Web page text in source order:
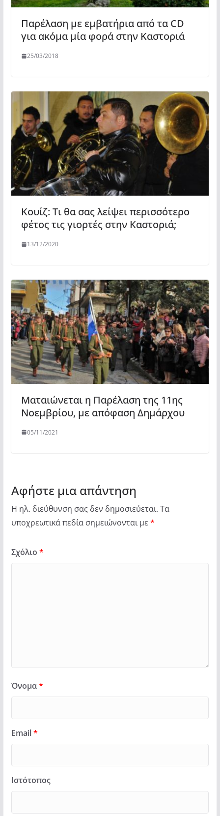
Παρέλαση με εμβατήρια από τα CD
για ακόμα μία φορά στην Καστοριά
25/03/2018
Κουίζ: Τι θα σας λείψει περισσότερο
φέτος τις γιορτές στην Καστοριά;
13/12/2020
Ματαιώνεται η Παρέλαση της 11ης
Νοεμβρίου, με απόφαση Δημάρχου
05/11/2021
Αφήστε μια απάντηση
Η ηλ. διεύθυνση σας δεν δημοσιεύεται. Τα
υποχρεωτικά πεδία σημειώνονται με *
Σχόλιο *
Όνομα*
Email*
Ιστότοπος